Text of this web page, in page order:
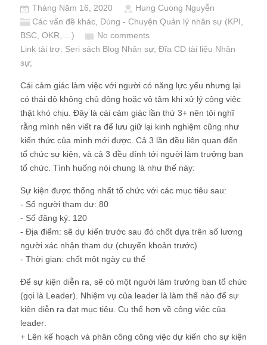
Tháng Năm 16, 2020
Hung Cuong Nguyễn
Các vấn đề khác Dùng - Chuyện Quản lý nhân sự (KPI,
BSC, OKR, ...)
No comments
Link tài trợ: Seri sách Blog Nhân sự; Đĩa CD tài liệu Nhân
sự;
Cái cảm giác làm việc với người có năng lực yếu nhưng lại
có thái độ không chủ động hoặc vô tâm khi xử lý công việc
thật khó chịu. Đây là cái cảm giác lần thứ 3+ nên tôi nghĩ
rằng mình nên viết ra để lưu giữ lại kinh nghiệm cũng như
kiến thức của mình mới được. Cả 3 lần đều liên quan đến
tổ chức sự kiện, và cả 3 đều dính tới người làm trưởng ban
tổ chức. Tình huống nói chung là như thế này:
Sự kiện được thống nhất tổ chức với các mục tiêu sau:
- Số người tham dự: 80
- Số đăng ký: 120
- Địa điểm: sẽ dự kiến trước sau đó chốt dựa trên số lương
người xác nhận tham dự (chuyển khoản trước)
- Thời gian: chốt một ngày cụ thể
Để sự kiện diễn ra, sẽ có một người làm trưởng ban tổ chức
(gọi là Leader). Nhiệm vụ của leader là làm thế nào để sự
kiện diễn ra đạt mục tiêu. Cụ thể hơn về công việc của
leader:
+ Lên kế hoạch và phân công công việc dự kiến cho sự kiện